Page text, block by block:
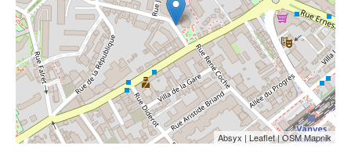
Absyx | Leaflet| OSM Mapnik